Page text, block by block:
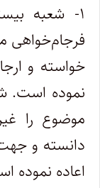
۱- شعبه
فرجام‌خواهی
خواسته و
نموده است.
موضوع را
دانسته و
اعاده نموده